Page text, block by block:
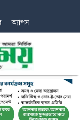
অ্যাপস